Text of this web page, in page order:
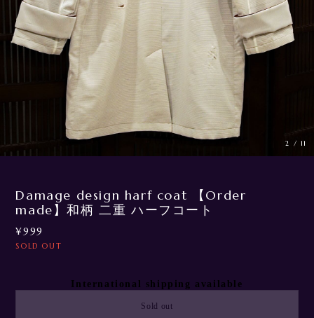
3 / 11
Damage design harf coat 【Order
made】和柄 二重 ハーフコート
¥999
SOLD OUT
International shipping available
Sold out